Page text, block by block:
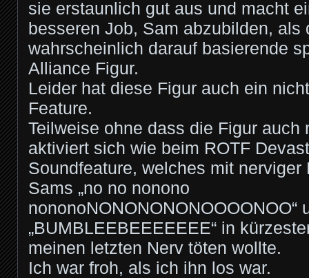
sie erstaunlich gut aus und macht
besseren Job, Sam abzubilden, als
wahrscheinlich darauf basierende
Alliance Figur.
Leider hat diese Figur auch ein
Feature.
Teilweise ohne dass die Figur auch
aktiviert sich wie beim ROTF
Soundfeature, welches mit nerviger
Sams „no no nonono
nononoNONONONONOOOONOO“
„BUMBLEEBEEEEEEE“ in
meinen letzten Nerv töten wollte.
Ich war froh, als ich ihn los war.